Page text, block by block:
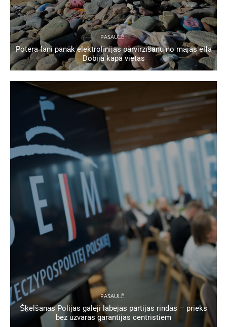
PASAULĒ
Potera fani panāk elektrolīnijas pārvirzīšanu no mājas elfa
Dobija kapa vietas
PASAULĒ
Šķelšanās Polijas galēji labējās partijas rindās – prieks
bez uzvaras garantijas centristiem